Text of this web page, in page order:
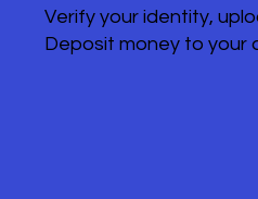
Verify your identity,
Deposit money to your